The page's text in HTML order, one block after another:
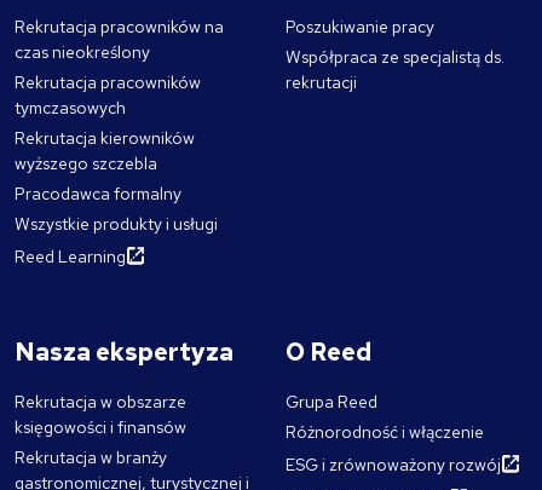
Rekrutacja pracowników na
czas nieokreślony
Rekrutacja pracowników
tymczasowych
Rekrutacja kierowników
wyższego szczebla
Pracodawca formalny
Wszystkie produkty i usługi
Reed Learning
Poszukiwanie pracy
Współpraca ze specjalistą ds.
rekrutacji
Nasza ekspertyza
Rekrutacja w obszarze
księgowości i finansów
Rekrutacja w branży
gastronomicznej, turystycznej i
O Reed
Grupa Reed
Różnorodność i włączenie
ESG i zrównoważony rozwój